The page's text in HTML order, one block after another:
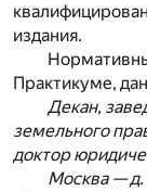
издания.
Практикуме,
Декан,
земельного
доктор
Москва —